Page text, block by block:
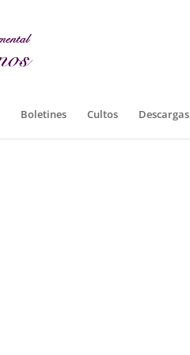
Boletines Cultos Descargas